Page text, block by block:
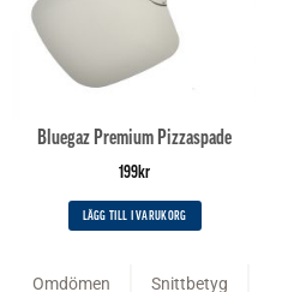
Bluegaz Premium Pizzaspade
199kr
LÄGG TILL I VARUKORG